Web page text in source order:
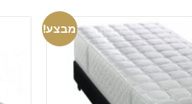
מבצע!